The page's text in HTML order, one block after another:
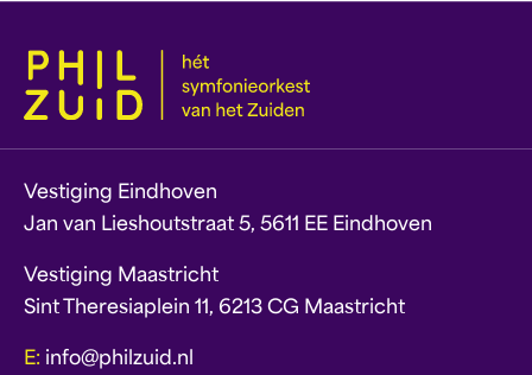
Vestiging Eindhoven
Jan van Lieshoutstraat 5, 5611 EE Eindhoven
Vestiging Maastricht
Sint Theresiaplein 11, 6213 CG Maastricht
E: info@philzuid.nl